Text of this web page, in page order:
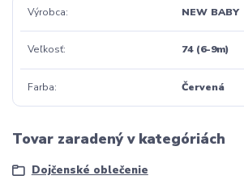
Výrobca NEW BABY
Veľkosť 74 (6-9m)
Farba Červená
Tovar zaradený v kategóriách
Dojčenské oblečenie